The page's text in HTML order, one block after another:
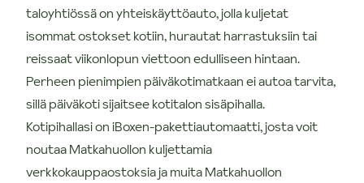
taloyhtiössä on yhteiskäyttöauto, jolla kuljetat
isommat ostokset kotiin, hurautat harrastuksiin tai
reissaat viikonlopun viettoon edulliseen hintaan.
Perheen pienimpien päiväkotimatkaan ei autoa tarvita,
sillä päiväkoti sijaitsee kotitalon sisäpihalla.
Kotipihallasi on iBoxen-pakettiautomaatti, josta voit
noutaa Matkahuollon kuljettamia
verkkokauppaostoksia ja muita Matkahuollon